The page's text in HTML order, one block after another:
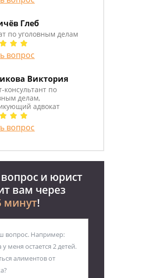
Глеб
по уголовным делам
вопрос
Виктория
консультант по
делам,
адвокат
вопрос
и юрист
вам через
минут!